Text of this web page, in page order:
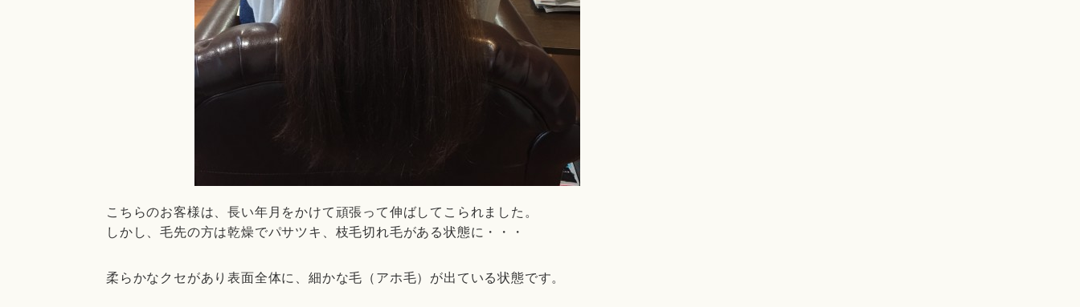
こちらのお客様は、長い年月をかけて頑張って伸ばしてこられました。
しかし、毛先の方は乾燥でパサツキ、枝毛切れ毛がある状態に・・・
柔らかなクセがあり表面全体に、細かな毛（アホ毛）が出ている状態です。